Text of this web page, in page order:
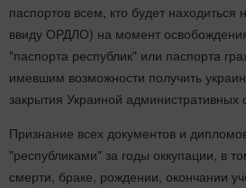
паспортов всем, кто будет
ввиду ОРДЛО) на момент
"паспорта республик" или паспорта
имевшим возможности получить
закрытия Украиной административных
Признание всех документов и
"республиками" за годы оккупации, в
смерти, браке, рождении, окончании